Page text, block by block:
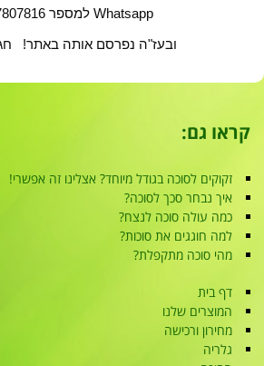
Whatsapp למספר 052-7807816
ובעז"ה נפרסם אותה באתר!
קראו גם:
זקוקים לסוכה בגודל מיוחד? אצלינו זה אפשרי!
איך נבחר סכך לסוכה?
כמה עולה סוכה לנצח?
למה חוגגים את סוכות?
מהי סוכה מתקפלת?
דף בית
המוצרים שלנו
מחירון ורכישה
גלריה